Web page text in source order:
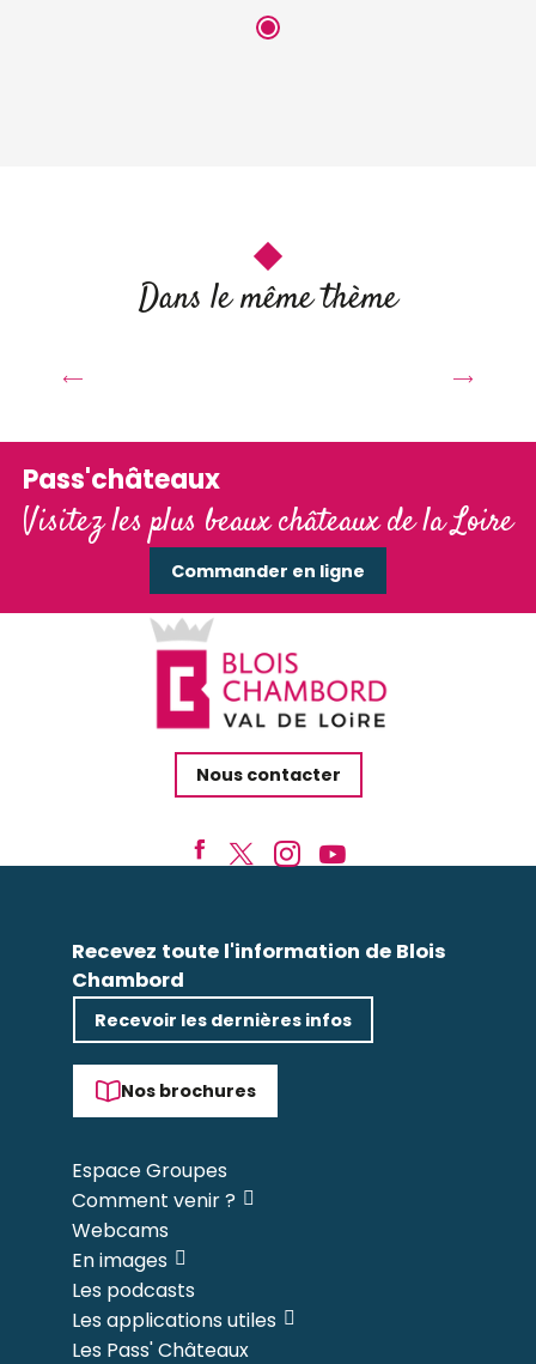
Dans le même thème
Pass'châteaux
Visitez les plus beaux châteaux de la Loire
Commander en ligne
Nous contacter
Recevez toute l'information de Blois
Chambord
Recevoir les dernières infos
Nos brochures
Espace Groupes
Comment venir ?
Webcams
En images
Les podcasts
Les applications utiles
Les Pass' Châteaux